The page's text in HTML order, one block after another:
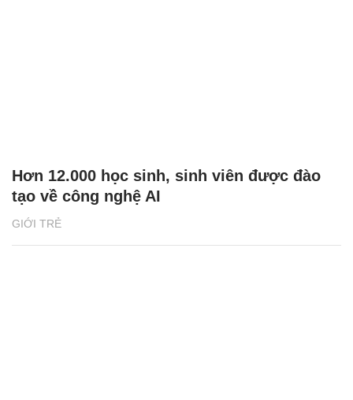
GIỚI TRẺ
Hơn 12.000 học sinh, sinh viên được đào
tạo về công nghệ AI